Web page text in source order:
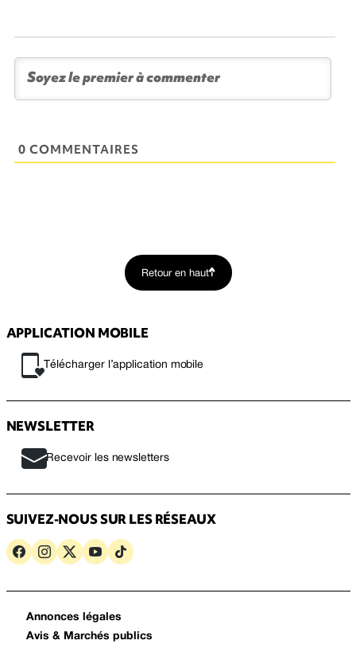
0 COMMENTAIRES
Retour en haut
APPLICATION MOBILE
Télécharger l’application mobile
NEWSLETTER
Recevoir les newsletters
SUIVEZ-NOUS SUR LES RÉSEAUX
Annonces légales
Avis & Marchés publics